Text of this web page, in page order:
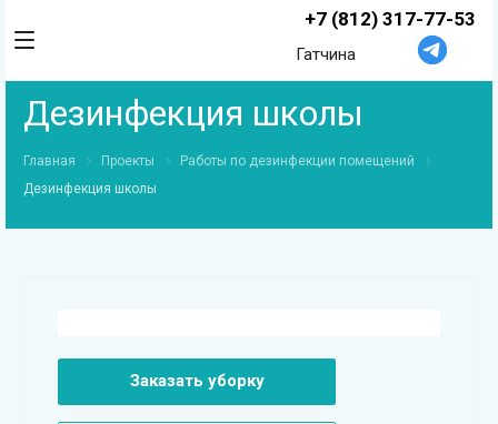
+7 (812) 317-77-53
Гатчина
Дезинфекция школы
Главная Проекты
Работы по дезинфекции помещений
Дезинфекция школы
Заказать уборку